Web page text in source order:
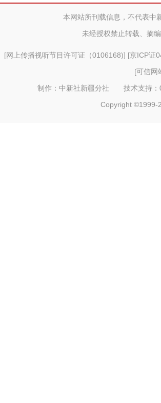
26.34% 产
本网站所刊载信息，不代表中
未经授权禁止转载、摘
[网上传播视听节目许可证（0106168)] [京ICP证
[可信网
制作：中新社新疆分社 技术支持
Copyright ©1999-